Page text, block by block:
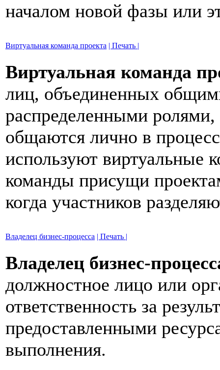
началом новой фазы или
Виртуальная команда проекта | Печать |
Виртуальная команда
лиц, объединенных
распределенными ролями,
общаются лично в
используют виртуальные
команды присущи
когда участников
Владелец бизнес-процесса | Печать |
Владелец бизнес-
должностное лицо или
ответственность за
предоставленными
выполнения.